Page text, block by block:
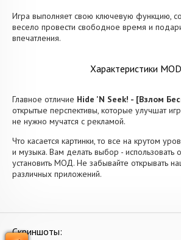
Игра выполняет свою ключевую функцию,
весело провести свободное время и
впечатления.
Характеристики
Главное отличие Hide 'N Seek! - [Взлом
открытые перспективы, которые улучшат
не нужно мучатся с рекламой.
Что касается картинки, то все на крутом
и музыка. Вам делать выбор -
установить МОД. Не забывайте открывать
различных приложений.
Скриншоты: